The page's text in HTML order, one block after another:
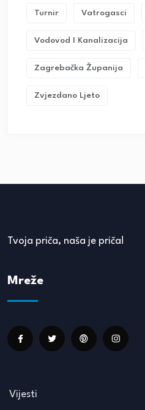
Turnir Vatrogasci
Vodovod I Kanalizacija
Zagrebačka Županija
Zvjezdano Ljeto
Tvoja priča, naša je priča!
Mreže
Vijesti